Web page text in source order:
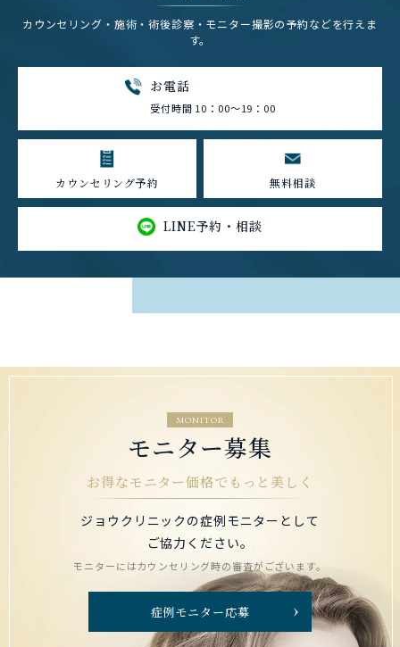
カウンセリング・施術・術後診察・モニター撮影の予約などを行えま
す。
お電話
受付時間 10：00～19：00
カウンセリング予約 無料相談
LINE予約・相談
MONITOR
モニター募集
お得なモニター価格でもっと美しく
ジョウクリニックの症例モニターとして
ご協力ください。
モニターにはカウンセリング時の審査がございます。
症例モニター応募